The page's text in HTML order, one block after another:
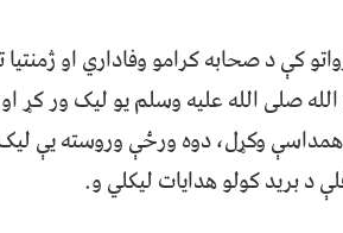
کې د صحابه کرامو وفاداري او
صلی الله علیه وسلم یو لیک ور کړ
وکړل، دوه ورځې وروسته یې
د برید کولو هدایات لیکلي و.